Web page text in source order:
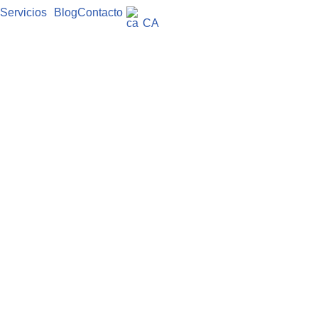
Servicios BlogContacto
CA